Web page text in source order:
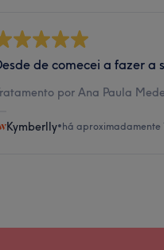
de comecei a fazer
por Ana Paula
Kymberlly•há aproximadamente